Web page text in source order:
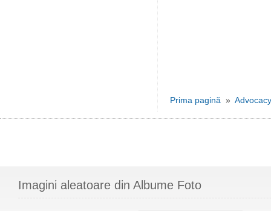
Prima pagină » Advocacy
Imagini aleatoare din Albume Foto